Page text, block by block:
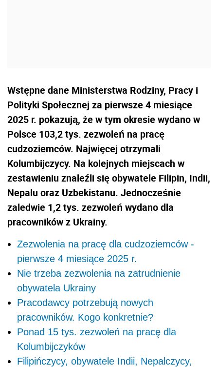
Wstępne dane Ministerstwa Rodziny, Pracy i
Polityki Społecznej za pierwsze 4 miesiące
2025 r. pokazują, że w tym okresie wydano w
Polsce 103,2 tys. zezwoleń na pracę
cudzoziemców. Najwięcej otrzymali
Kolumbijczycy. Na kolejnych miejscach w
zestawieniu znaleźli się obywatele Filipin, Indii,
Nepalu oraz Uzbekistanu. Jednocześnie
zaledwie 1,2 tys. zezwoleń wydano dla
pracowników z Ukrainy.
Zezwolenia na pracę dla cudzoziemców -
pierwsze 4 miesiące 2025 r.
Nie trzeba zezwolenia na zatrudnienie
obywatela Ukrainy
Pracodawcy potrzebują nowych
pracowników. Kogo konkretnie?
Ponad 15 tys. zezwoleń na pracę dla
Kolumbijczyków
Filipińczycy, obywatele Indii, Nepalczycy,